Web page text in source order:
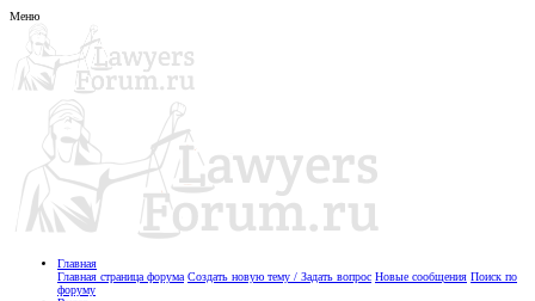
Меню
Главная
Главная страница форума Создать новую тему / Задать вопрос Новые сообщения Поиск по
форуму